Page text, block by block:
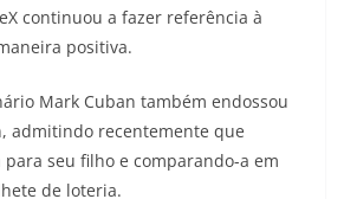
continuou a fazer referência à
positiva.
Mark Cuban também endossou
admitindo recentemente que
seu filho e comparando-a em
de loteria.